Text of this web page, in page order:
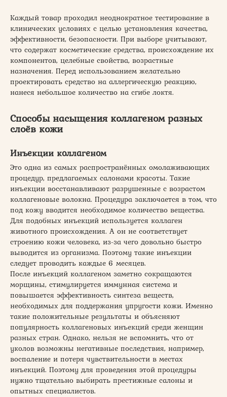
Каждый товар проходил неоднократное тестирование в
клинических условиях с целью установления качества,
эффективности, безопасности. При выборе учитывают,
что содержат косметические средства, происхождение их
компонентов, целебные свойства, возрастные
назначения. Перед использованием желательно
проектировать средство на аллергическую реакцию,
нанеся небольшое количество на сгибе локтя.
Способы насыщения коллагеном разных
слоёв кожи
Инъекции коллагеном
Это одна из самых распространённых омолаживающих
процедур, предлагаемых салонами красоты. Такие
инъекции восстанавливают разрушенные с возрастом
коллагеновые волокна. Процедура заключается в том, что
под кожу вводится необходимое количество вещества.
Для подобных инъекций используется коллаген
животного происхождения. А он не соответствует
строению кожи человека, из-за чего довольно быстро
выводится из организма. Поэтому такие инъекции
следует проводить каждые 6 месяцев.
После инъекций коллагеном заметно сокращаются
морщины, стимулируется иммунная система и
повышается эффективность синтеза веществ,
необходимых для поддержания упругости кожи. Именно
такие положительные результаты и объясняют
популярность коллагеновых инъекций среди женщин
разных стран. Однако, нельзя не вспомнить, что от
уколов возможны негативные последствия, например,
воспаление и потеря чувствительности в местах
инъекций. Поэтому для проведения этой процедуры
нужно тщательно выбирать престижные салоны и
опытных специалистов.